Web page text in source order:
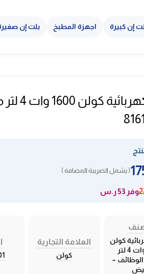
إن كبيرة اجهزة المطبخ بلت إن
قلاية
( يشمل الضريبة المضافة )
وفر 53 ر.س
كولن
1600 وات 4 لتر
–
العلامة التجارية
كولن